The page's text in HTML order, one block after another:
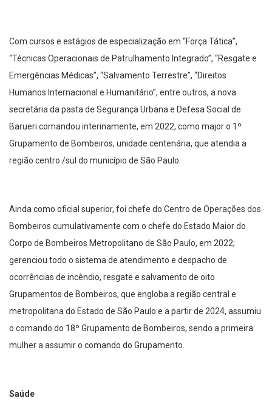
Com cursos e estágios de especialização em “Força Tática”,
“Técnicas Operacionais de Patrulhamento Integrado”, “Resgate e
Emergências Médicas”, “Salvamento Terrestre”, “Direitos
Humanos Internacional e Humanitário”, entre outros, a nova
secretária da pasta de Segurança Urbana e Defesa Social de
Barueri comandou interinamente, em 2022, como major o 1º
Grupamento de Bombeiros, unidade centenária, que atendia a
região centro /sul do município de São Paulo.
Ainda como oficial superior, foi chefe do Centro de Operações dos
Bombeiros cumulativamente com o chefe do Estado Maior do
Corpo de Bombeiros Metropolitano de São Paulo, em 2022;
gerenciou todo o sistema de atendimento e despacho de
ocorrências de incêndio, resgate e salvamento de oito
Grupamentos de Bombeiros, que engloba a região central e
metropolitana do Estado de São Paulo e a partir de 2024, assumiu
o comando do 18º Grupamento de Bombeiros, sendo a primeira
mulher a assumir o comando do Grupamento.
Saúde